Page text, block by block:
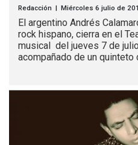
Redacción | Miércoles 6 julio de
El argentino Andrés
rock hispano, cierra en el
musical del jueves 7 de
acompañado de un quinteto